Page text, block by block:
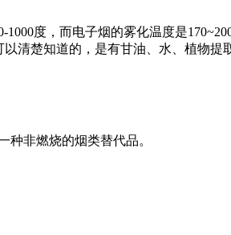
度，而电子烟的雾化温度是
清楚知道的，是有甘油、水、植物提
非燃烧的烟类替代品。